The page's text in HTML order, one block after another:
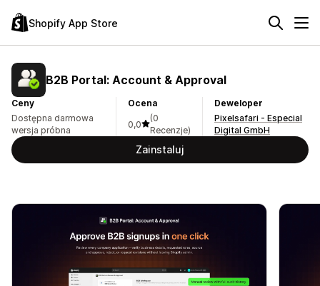
Shopify App Store
B2B Portal: Account & Approval
Ceny
Dostępna darmowa
wersja próbna
Ocena
0,0
(0
Recenzje)
Deweloper
Pixelsafari - Especial
Digital GmbH
Zainstaluj